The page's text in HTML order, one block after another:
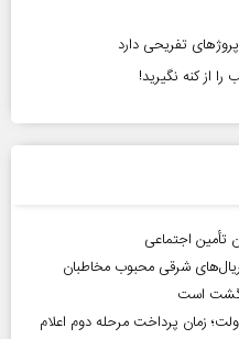
تفریحی دارد
از کنه نگیرید!
تأمین اجتماعی
شرقی محبوب مخاطبان
است
۱۴۰۴ تا هفته دولت؛ زمان پرداخت مرحله دوم اعلام